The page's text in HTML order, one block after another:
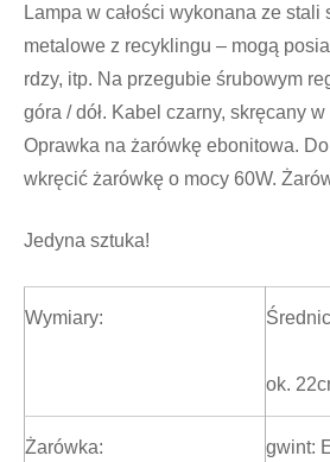
Lampa w całości wykonana ze
metalowe z recyklingu – mogą
rdzy, itp. Na przegubie śrubowym
góra / dół. Kabel czarny, skręcany
Oprawka na żarówkę ebonitowa.
wkręcić żarówkę o mocy 60W.
Jedyna sztuka!
Wymiary:
ok.
Żarówka: gwint: